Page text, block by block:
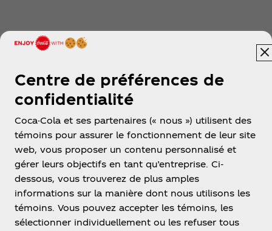
Centre de préférences de
confidentialité
Coca-Cola et ses partenaires (« nous ») utilisent des
témoins pour assurer le fonctionnement de leur site
web, vous proposer un contenu personnalisé et
gérer leurs objectifs en tant qu’entreprise. Ci-
dessous, vous trouverez de plus amples
informations sur la manière dont nous utilisons les
témoins. Vous pouvez accepter les témoins, les
sélectionner individuellement ou les refuser tous